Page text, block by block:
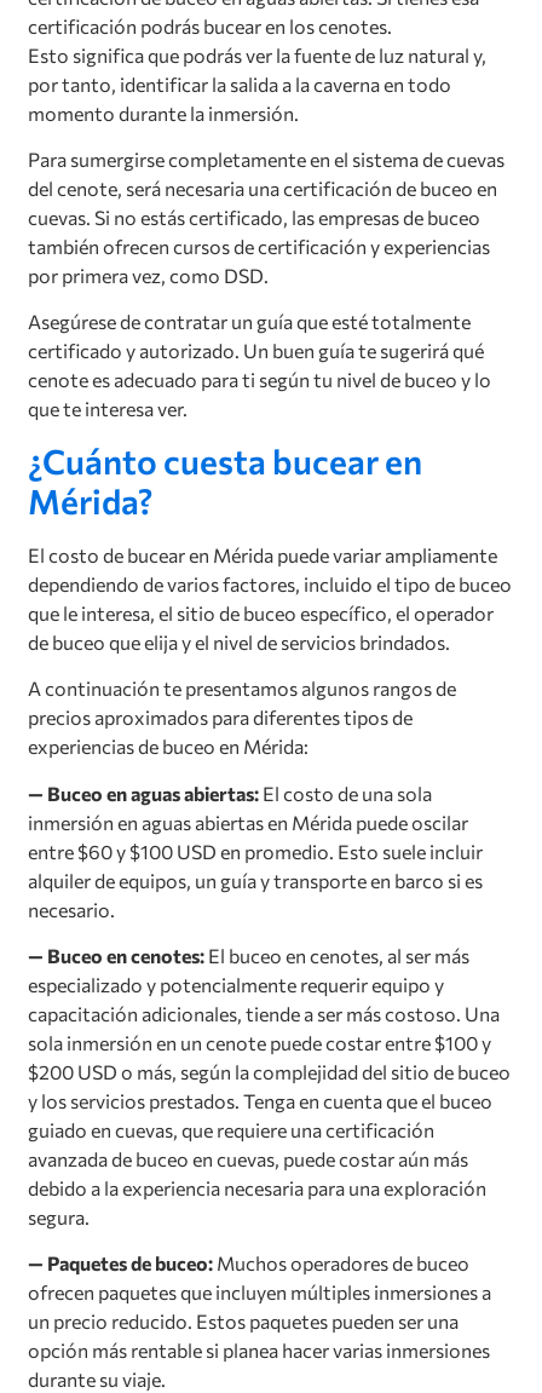
certificación podrás bucear en los cenotes.
Esto significa que podrás ver la fuente de luz natural y,
por tanto, identificar la salida a la caverna en todo
momento durante la inmersión.
Para sumergirse completamente en el sistema de cuevas
del cenote, será necesaria una certificación de buceo en
cuevas. Si no estás certificado, las empresas de buceo
también ofrecen cursos de certificación y experiencias
por primera vez, como DSD.
Asegúrese de contratar un guía que esté totalmente
certificado y autorizado. Un buen guía te sugerirá qué
cenote es adecuado para ti según tu nivel de buceo y lo
que te interesa ver.
¿Cuánto cuesta bucear en
Mérida?
El costo de bucear en Mérida puede variar ampliamente
dependiendo de varios factores, incluido el tipo de buceo
que le interesa, el sitio de buceo específico, el operador
de buceo que elija y el nivel de servicios brindados.
A continuación te presentamos algunos rangos de
precios aproximados para diferentes tipos de
experiencias de buceo en Mérida:
— Buceo en aguas abiertas: El costo de una sola
inmersión en aguas abiertas en Mérida puede oscilar
entre $60 y $100 USD en promedio. Esto suele incluir
alquiler de equipos, un guía y transporte en barco si es
necesario.
— Buceo en cenotes: El buceo en cenotes, al ser más
especializado y potencialmente requerir equipo y
capacitación adicionales, tiende a ser más costoso. Una
sola inmersión en un cenote puede costar entre $100 y
$200 USD o más, según la complejidad del sitio de buceo
y los servicios prestados. Tenga en cuenta que el buceo
guiado en cuevas, que requiere una certificación
avanzada de buceo en cuevas, puede costar aún más
debido a la experiencia necesaria para una exploración
segura.
— Paquetes de buceo: Muchos operadores de buceo
ofrecen paquetes que incluyen múltiples inmersiones a
un precio reducido. Estos paquetes pueden ser una
opción más rentable si planea hacer varias inmersiones
durante su viaje.